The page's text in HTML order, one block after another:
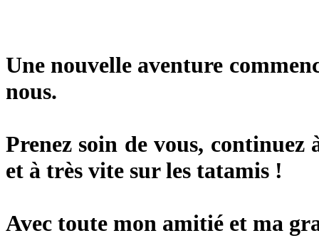
Une nouvelle aventure
nous.
Prenez soin de vous,
et à très vite sur les tatamis !
Avec toute mon amitié et ma